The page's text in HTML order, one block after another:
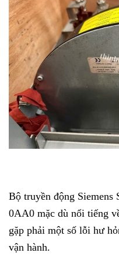
Bộ truyền động Siemens
0AA0 mặc dù nổi tiếng
gặp phải một số lỗi hư
vận hành.